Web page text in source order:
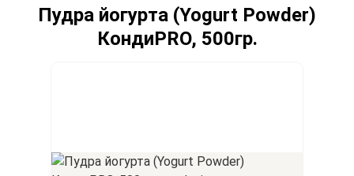
Пудра йогурта (Yogurt Powder)
КондиPRO, 500гр.